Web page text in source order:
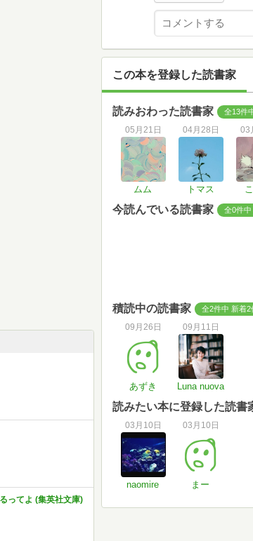
ってよ (集英社文庫)
この本を登録した読書家
読みおわった読書家 全13件
05月21日
ムム
04月28日
トマス
03
今読んでいる読書家 全0件
積読中の読書家 全2件中 新着2
09月26日
あずき
09月11日
Luna nuova
読みたい本に登録した読書
03月10日
naomire
03月10日
まー